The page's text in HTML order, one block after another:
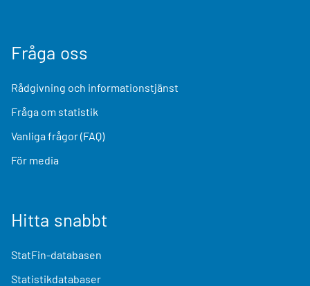
Fråga oss
Rådgivning och informationstjänst
Fråga om statistik
Vanliga frågor (FAQ)
För media
Hitta snabbt
StatFin-databasen
Statistikdatabaser